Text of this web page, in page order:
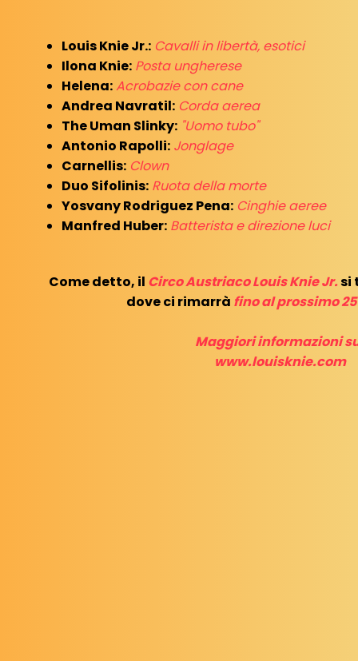
Louis Knie Jr.: Cavalli in libertà, esotici
Ilona Knie: Posta ungherese
Helena:Acrobazie con cane
Andrea Navratil: Corda aerea
The Uman Slinky: "Uomo tubo"
Antonio Rapolli: Jonglage
Carnellis: Clown
Duo Sifolinis: Ruota della morte
Yosvany Rodriguez Pena: Cinghie aeree
Manfred Huber: Batterista e direzione luci
Come detto, il Circo Austriaco Louis Knie Jr.si
dove ci rimarrà fino al prossimo 25
Maggiori informazioni
www.louisknie.com